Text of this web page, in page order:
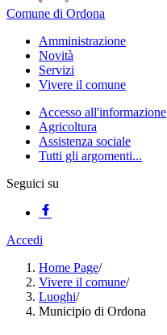
Comune di Ordona
Amministrazione
Novità
Servizi
Vivere il comune
Accesso all'informazione
Agricoltura
Assistenza sociale
Tutti gli argomenti...
Seguici su
Accedi
Home Page/
Vivere il comune/
Luoghi/
Municipio di Ordona